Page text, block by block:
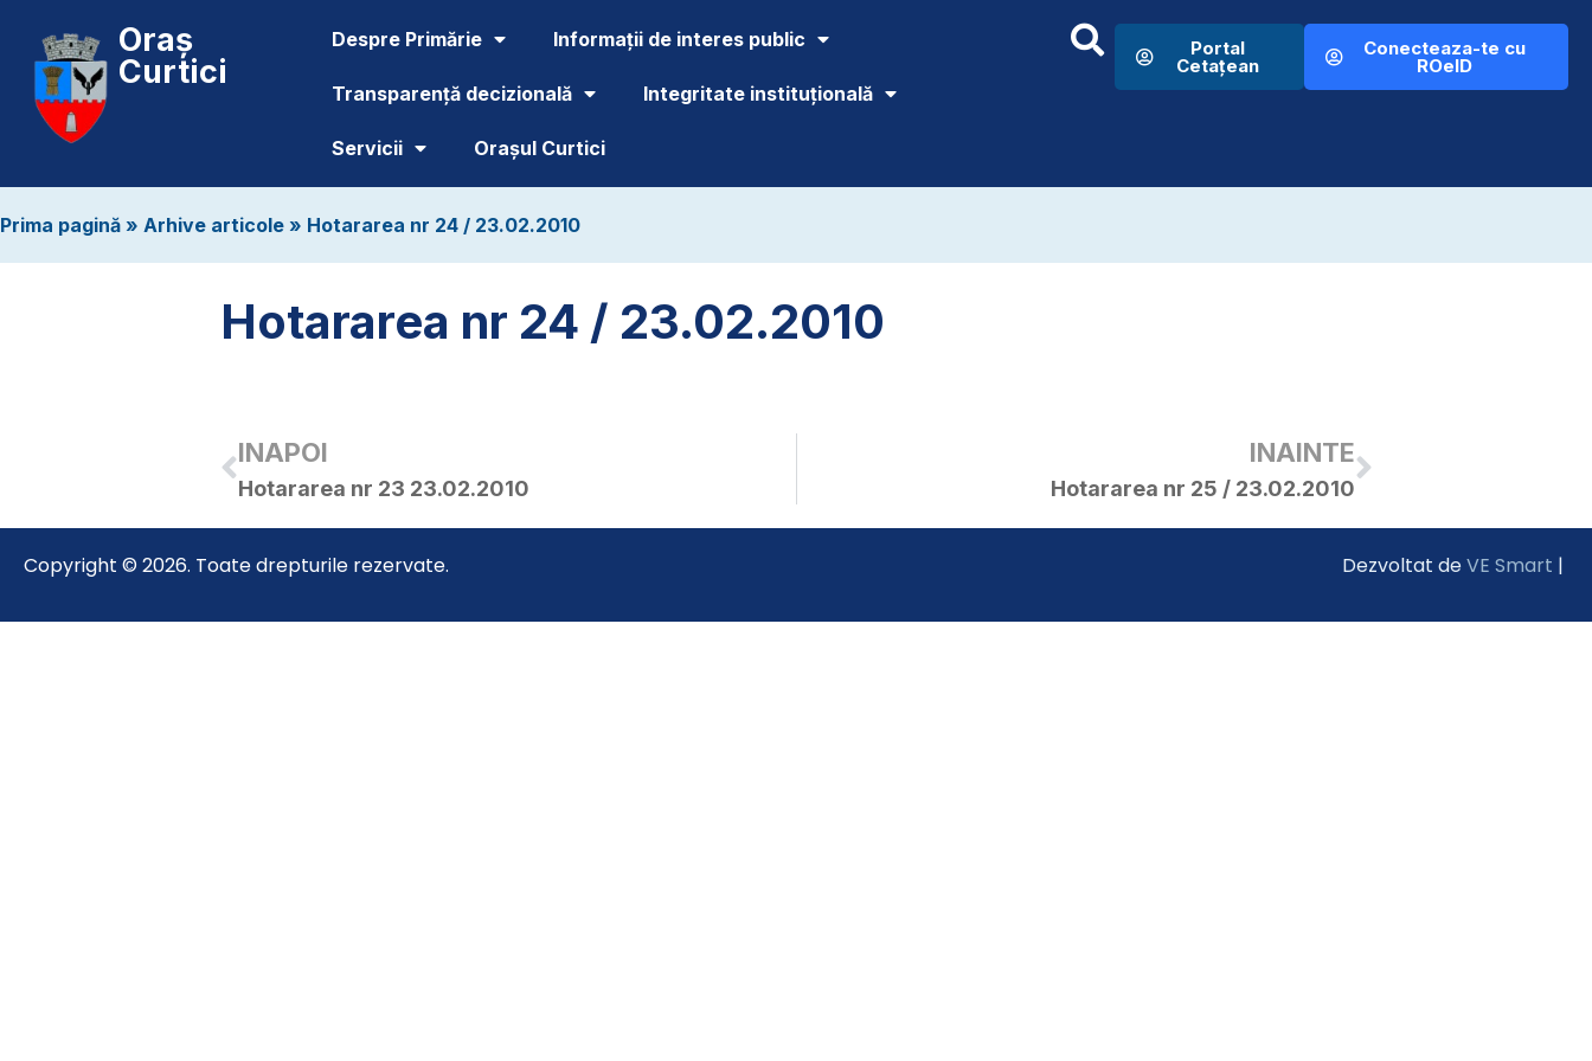
Oraș
Curtici
Despre Primărie Informații de interes public
Transparență decizională Integritate instituțională
Servicii Orașul Curtici
Portal
Cetațean
Conecteaza-te cu
ROeID
Prima pagină » Arhive articole » Hotararea nr 24 / 23.02.2010
Hotararea nr 24 / 23.02.2010
INAPOI
Hotararea nr 23 23.02.2010
INAINTE
Hotararea nr 25 / 23.02.2010
Copyright © 2026. Toate drepturile rezervate. Dezvoltat deVE Smart |